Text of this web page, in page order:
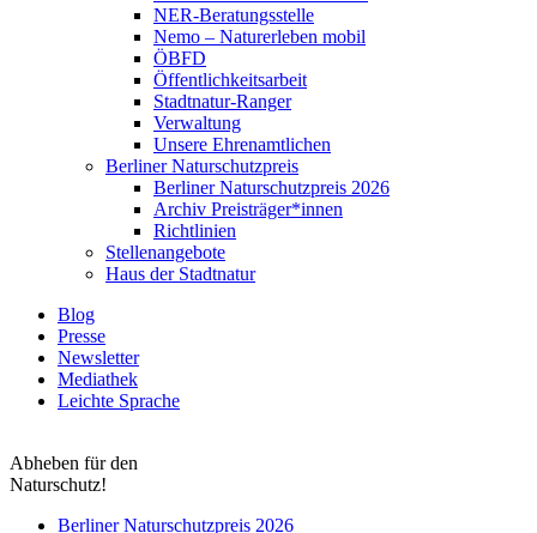
NER-Beratungsstelle
Nemo – Naturerleben mobil
ÖBFD
Öffentlichkeitsarbeit
Stadtnatur-Ranger
Verwaltung
Unsere Ehrenamtlichen
Berliner Naturschutzpreis
Berliner Naturschutzpreis 2026
Archiv Preisträger*innen
Richtlinien
Stellenangebote
Haus der Stadtnatur
Blog
Presse
Newsletter
Mediathek
Leichte Sprache
Abheben für den
Naturschutz!
Berliner Naturschutzpreis 2026